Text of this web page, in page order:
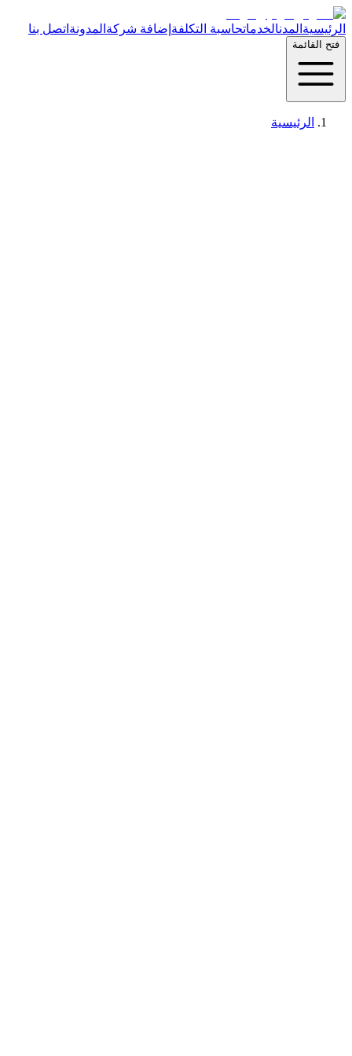
الرئيسية المدنالخدماتحاسبة التكلفة إضافة شركة المدونة اتصل بنا
فتح القائمة
الرئيسية